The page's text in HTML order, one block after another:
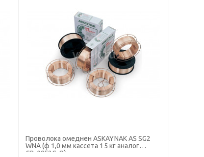
Проволока омеднен ASKAYNAK AS SG2
WNA (ф 1,0 мм кассета 15 кг аналог
СВ-08Г2С-О)